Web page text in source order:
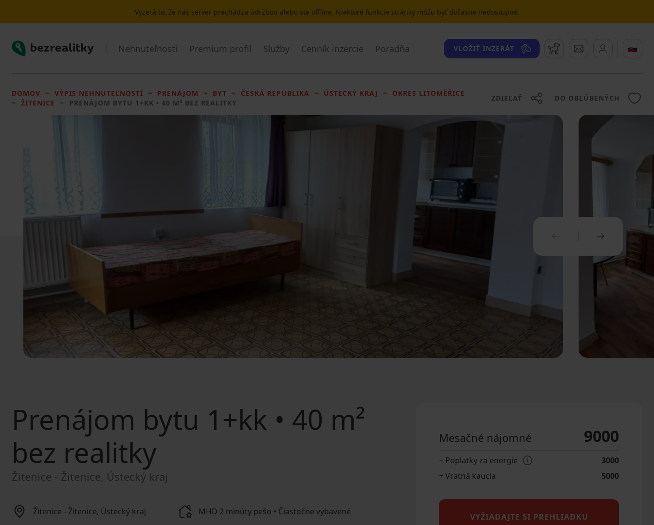
Vyzerá to, že náš server prechádza údržbou alebo ste offline. Niektoré funkcie stránky môžu byť dočasne nedostupné.
Bezrealitky Nehnuteľnosti Premium profil Služby Cenník inzercie Poradňa VLOŽIŤ INZERÁT Strážny pesSprávy 🇸🇰
DOMOV VÝPIS NEHNUTEĽNOSTÍ PRENÁJOM BYT ČESKÁ REPUBLIKA ÚSTECKÝ KRAJ
OKRES LITOMĚŘICE
ŽITENICE
PRENÁJOM BYTU 1+KK • 40 M² BEZ REALITKY
ZDIEĽAŤ DO OBĽÚBENÝCH
PREDCHÁDZAJÚCI
Prenájom bytu 1+kk • 40 m²
bez realitky
Žitenice - Žitenice, Ústecký kraj
Žitenice - Žitenice, Ústecký kraj MHD 2 minúty pešo • Čiastočne vybavené
Mesačné nájomné 9000
+ Poplatky za energie
3000
+ Vratná kaucia
5000
VYŽIADAJTE SI PREHLIADKU